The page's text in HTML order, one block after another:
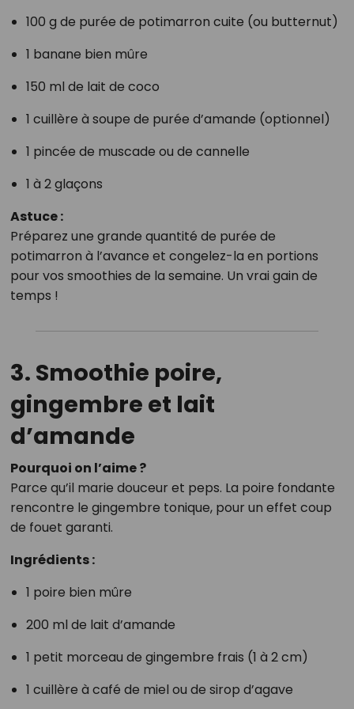
100 g de purée de potimarron cuite (ou butternut)
1 banane bien mûre
150 ml de lait de coco
1 cuillère à soupe de purée d’amande (optionnel)
1 pincée de muscade ou de cannelle
1 à 2 glaçons
Astuce :
Préparez une grande quantité de purée de
potimarron à l’avance et congelez-la en portions
pour vos smoothies de la semaine. Un vrai gain de
temps !
3. Smoothie poire,
gingembre et lait
d’amande
Pourquoi on l’aime ?
Parce qu’il marie douceur et peps. La poire fondante
rencontre le gingembre tonique, pour un effet coup
de fouet garanti.
Ingrédients :
1 poire bien mûre
200 ml de lait d’amande
1 petit morceau de gingembre frais (1 à 2 cm)
1 cuillère à café de miel ou de sirop d’agave